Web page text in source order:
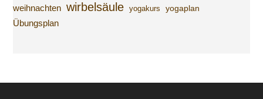
weihnachten wirbelsäule yogakurs yogaplan
Übungsplan